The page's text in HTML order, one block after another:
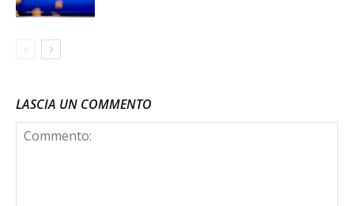
LASCIA UN COMMENTO